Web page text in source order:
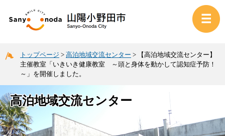
トップページ > 高泊地域交流センター >
【高泊地域交流センター】
主催教室「いきいき健康教室 ～頭と身体を動かして認知症予防！
～」を開催しました。
高泊地域交流センター